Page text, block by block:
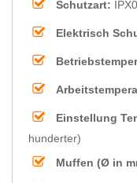
Schutzart: IPX0
Elektrisch
Einstellung
hunderter)
Muffen (Ø in